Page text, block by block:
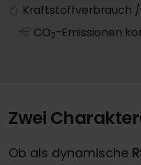
Kraftstoffverbrauch
CO2-Emissionen
Zwei
Ob als dynamische